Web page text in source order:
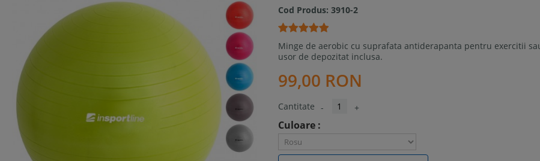
Cod Produs: 3910-2
Minge de aerobic cu suprafata antiderapanta pentru exercitii
usor de depozitat inclusa.
99,00 RON
Cantitate - +
Culoare :